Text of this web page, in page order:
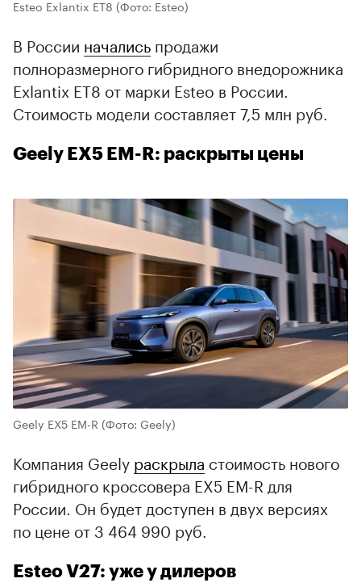
Esteo Exlantix ET8 (Фото: Esteo)
В России начались продажи
полноразмерного гибридного внедорожника
Exlantix ET8 от марки Esteo в России.
Стоимость модели составляет 7,5 млн руб.
Geely EX5 EM-R: раскрыты цены
Geely EX5 EM-R (Фото: Geely)
Компания Geely раскрыла стоимость нового
гибридного кроссовера EX5 EM-R для
России. Он будет доступен в двух версиях
по цене от 3 464 990 руб.
Esteo V27: уже у дилеров